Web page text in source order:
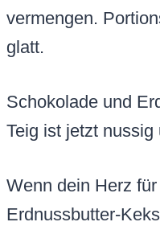
vermengen.
glatt.
Schokolade und
Teig ist jetzt nussig
Wenn dein Herz
Erdnussbutter-